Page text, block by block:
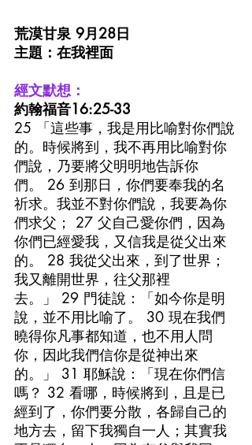
荒漠甘泉 9月28日
主題：在我裡面
經文默想：
約翰福音16:25-33
25 「這些事，我是用比喻對你們說
的。時候將到，我不再用比喻對你
們說，乃要將父明明地告訴你
們。 26 到那日，你們要奉我的名
祈求。我並不對你們說，我要為你
們求父； 27 父自己愛你們，因為
你們已經愛我，又信我是從父出來
的。 28 我從父出來，到了世界；
我又離開世界，往父那裡
去。」 29 門徒說：「如今你是明
說，並不用比喻了。 30 現在我們
曉得你凡事都知道，也不用人問
你，因此我們信你是從神出來
的。」 31 耶穌說：「現在你們信
嗎？ 32 看哪，時候將到，且是已
經到了，你們要分散，各歸自己的
地方去，留下我獨自一人；其實我